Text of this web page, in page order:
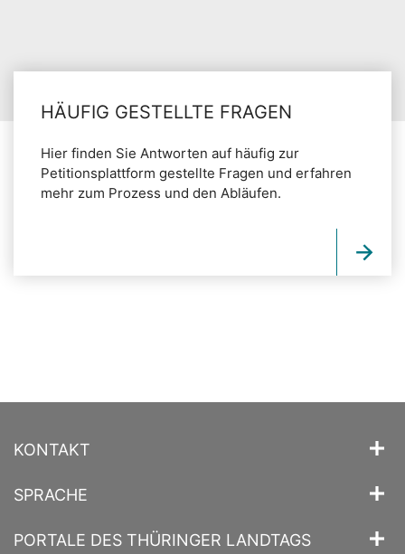
HÄUFIG GESTELLTE FRAGEN
Hier finden Sie Antworten auf häufig zur
Petitionsplattform gestellte Fragen und erfahren
mehr zum Prozess und den Abläufen.
KONTAKT
SPRACHE
PORTALE DES THÜRINGER LANDTAGS